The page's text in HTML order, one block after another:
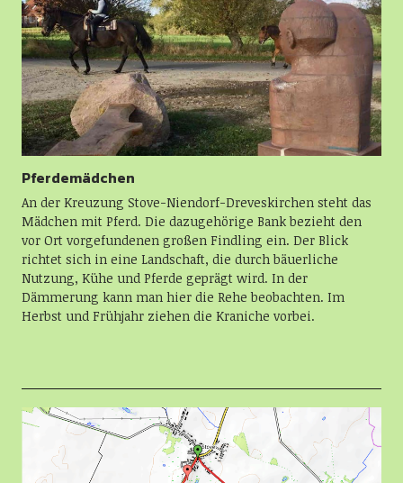
Pferdemädchen
An der Kreuzung Stove-Niendorf-Dreveskirchen steht das
Mädchen mit Pferd. Die dazugehörige Bank bezieht den
vor Ort vorgefundenen großen Findling ein. Der Blick
richtet sich in eine Landschaft, die durch bäuerliche
Nutzung, Kühe und Pferde geprägt wird. In der
Dämmerung kann man hier die Rehe beobachten. Im
Herbst und Frühjahr ziehen die Kraniche vorbei.